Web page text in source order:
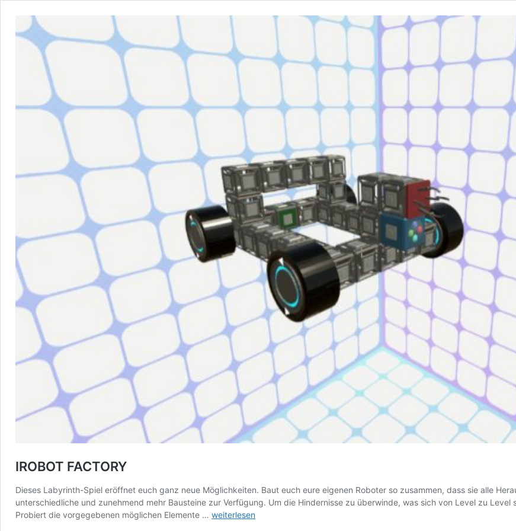
IROBOT FACTORY
Dieses Labyrinth-Spiel eröffnet euch ganz neue Möglichkeiten. Baut euch eure eigenen Roboter so zusammen, dass sie alle
unterschiedliche und zunehmend mehr Bausteine zur Verfügung. Um die Hindernisse zu überwinde, was sich von Level zu
Probiert die vorgegebenen möglichen Elemente … IROBOT
weiterlesen